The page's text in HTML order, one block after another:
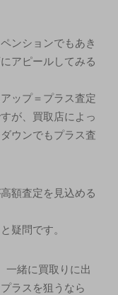
ンションでもあき
アピールしてみる
ップ＝プラス査定
が、買取店によっ
ウンでもプラス査
額査定を見込める
疑問です。
緒に買取りに出
ラスを狙うなら